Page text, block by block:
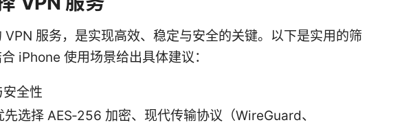
VPN 服务，是实现高效、稳定与安全的关键。以下是实用的筛
iPhone 使用场景给出具体建议：
全性
先选择 AES‑256 加密、现代传输协议（WireGuard、